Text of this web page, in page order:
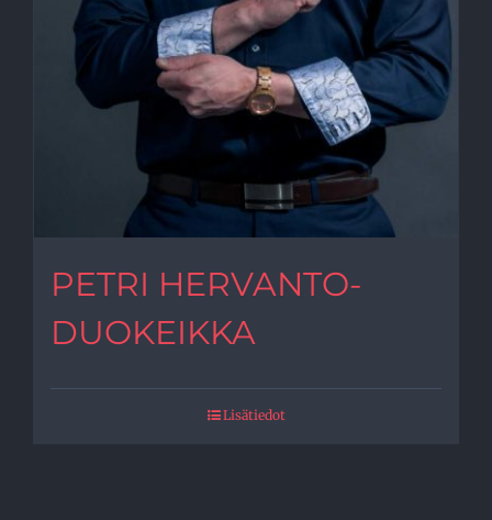
PETRI HERVANTO-
DUOKEIKKA
Lisätiedot